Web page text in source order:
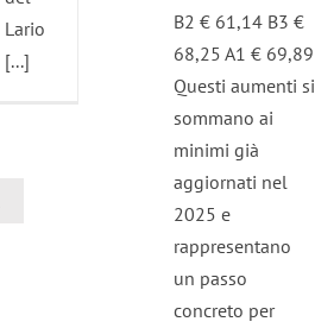
Lario
[...]
B2 € 61,14 B3 €
68,25 A1 € 69,89
Questi aumenti si
sommano ai
minimi già
aggiornati nel
2025 e
rappresentano
un passo
concreto per